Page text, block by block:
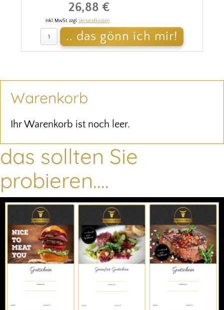
Warenkorb
Ihr Warenkorb ist noch leer.
26,88 €
inkl. MwSt. zzgl.Versandkosten
das sollten Sie
probieren....